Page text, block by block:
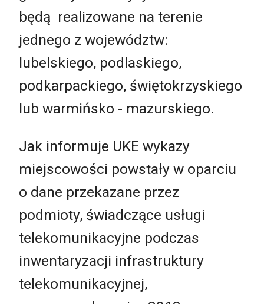
będą realizowane na terenie
jednego z województw:
lubelskiego, podlaskiego,
podkarpackiego, świętokrzyskiego
lub warmińsko - mazurskiego.
Jak informuje UKE wykazy
miejscowości powstały w oparciu
o dane przekazane przez
podmioty, świadczące usługi
telekomunikacyjne podczas
inwentaryzacji infrastruktury
telekomunikacyjnej,